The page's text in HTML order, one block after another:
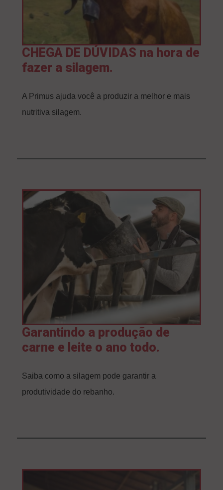
CHEGA DE DÚVIDAS na hora de
fazer a silagem.
A Primus ajuda você a produzir a melhor e mais
nutritiva silagem.
Garantindo a produção de
carne e leite o ano todo.
Saiba como a silagem pode garantir a
produtividade do rebanho.